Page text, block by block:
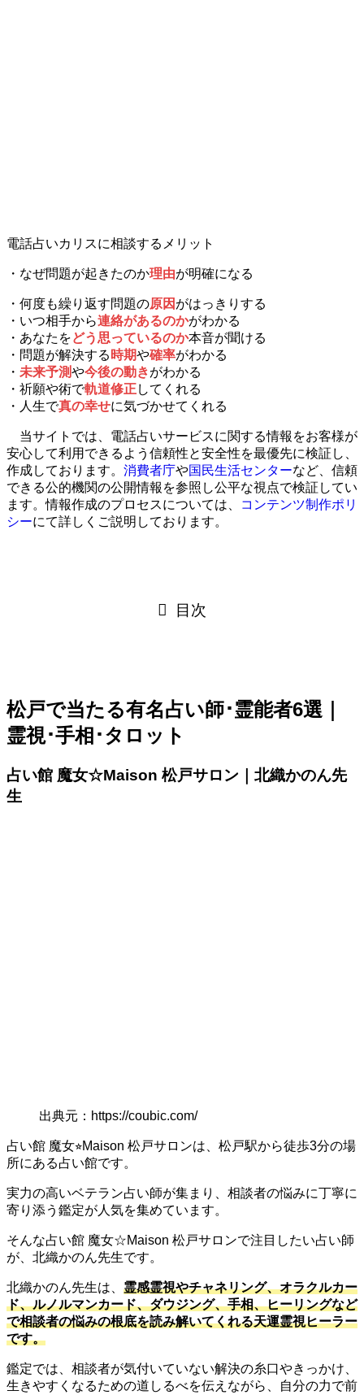
電話占いカリスに相談するメリット
・なぜ問題が起きたのか理由が明確になる
・何度も繰り返す問題の原因 がはっきりする
・いつ相手から連絡があるのかがわかる
・あなたをどう思っているのか本音が聞ける
・問題が解決する 時期や確率がわかる
・ 未来予測や今後の動きがわかる
・ 祈願や術で軌道修正してくれる
・人生で真の幸せに気づかせてくれる
当サイトでは、電話占いサービスに関する情報をお客様が
安心して利用できるよう信頼性と安全性を最優先に検証し、
作成しております。 消費者庁や国民生活センターなど、信頼
できる公的機関の公開情報を参照し公平な視点で検証してい
ます。情報作成のプロセスについては、
コンテンツ制作ポリ
シーにて詳しくご説明しております。
目次
松戸で当たる有名占い師･霊能者6選｜
霊視･手相･タロット
占い館 魔女☆Maison 松戸サロン｜北織かのん先
生
出典元：https://coubic.com/
占い館 魔女⭐︎Maison 松戸サロンは、松戸駅から徒歩3分の場
所にある占い館です。
実力の高いベテラン占い師が集まり、相談者の悩みに丁寧に
寄り添う鑑定が人気を集めています。
そんな占い館 魔女☆Maison 松戸サロンで注目したい占い師
が、北織かのん先生です。
北織かのん先生は、 霊感霊視やチャネリング、オラクルカー
ド、ルノルマンカード、ダウジング、手相、ヒーリングなど
で相談者の悩みの根底を読み解いてくれる天運霊視ヒーラー
です。
鑑定では、相談者が気付いていない解決の糸口やきっかけ、
生きやすくなるための道しるべを伝えながら、自分の力で前